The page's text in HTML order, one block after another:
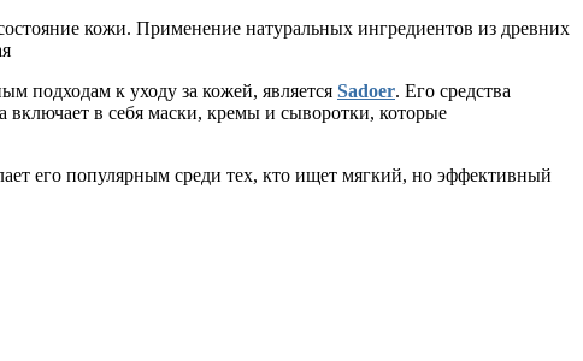
кожи. Применение натуральных ингредиентов из древних
подходам к уходу за кожей, является Sadoer. Его средства
включает в себя маски, кремы и сыворотки, которые
его популярным среди тех, кто ищет мягкий, но эффективный